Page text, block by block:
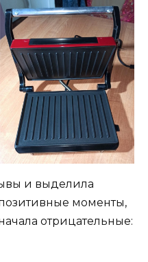
и выделила
моменты,
отрицательные: